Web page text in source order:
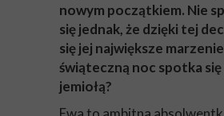
nowym początkiem. Nie
się jednak, że dzięki tej
się jej największe
świąteczną noc spotka się
jemiołą?